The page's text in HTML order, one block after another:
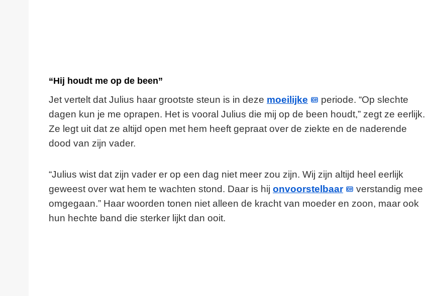
“Hij houdt me op de been”
Jet vertelt dat Julius haar grootste steun is in deze moeilijke
periode. “Op slechte
dagen kun je me oprapen. Het is vooral Julius die mij op de been houdt,” zegt ze eerlijk.
Ze legt uit dat ze altijd open met hem heeft gepraat over de ziekte en de naderende
dood van zijn vader.
“Julius wist dat zijn vader er op een dag niet meer zou zijn. Wij zijn altijd heel eerlijk
geweest over wat hem te wachten stond. Daar is hij onvoorstelbaar
verstandig mee
omgegaan.” Haar woorden tonen niet alleen de kracht van moeder en zoon, maar ook
hun hechte band die sterker lijkt dan ooit.